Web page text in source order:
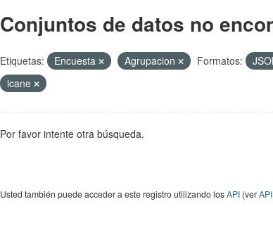
Conjuntos de datos no
Etiquetas: Encuesta Agrupacion Formatos:
icane
Por favor intente otra búsqueda.
Usted también puede acceder a este registro utilizando losAPI(ver